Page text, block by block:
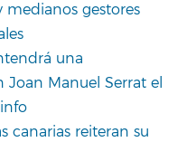
medianos gestores
una
Manuel Serrat el
canarias reiteran su